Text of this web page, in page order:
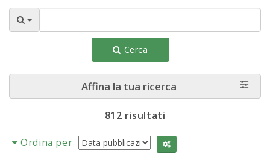
Cerca
Affina la tua ricerca
812 risultati
Ordina per